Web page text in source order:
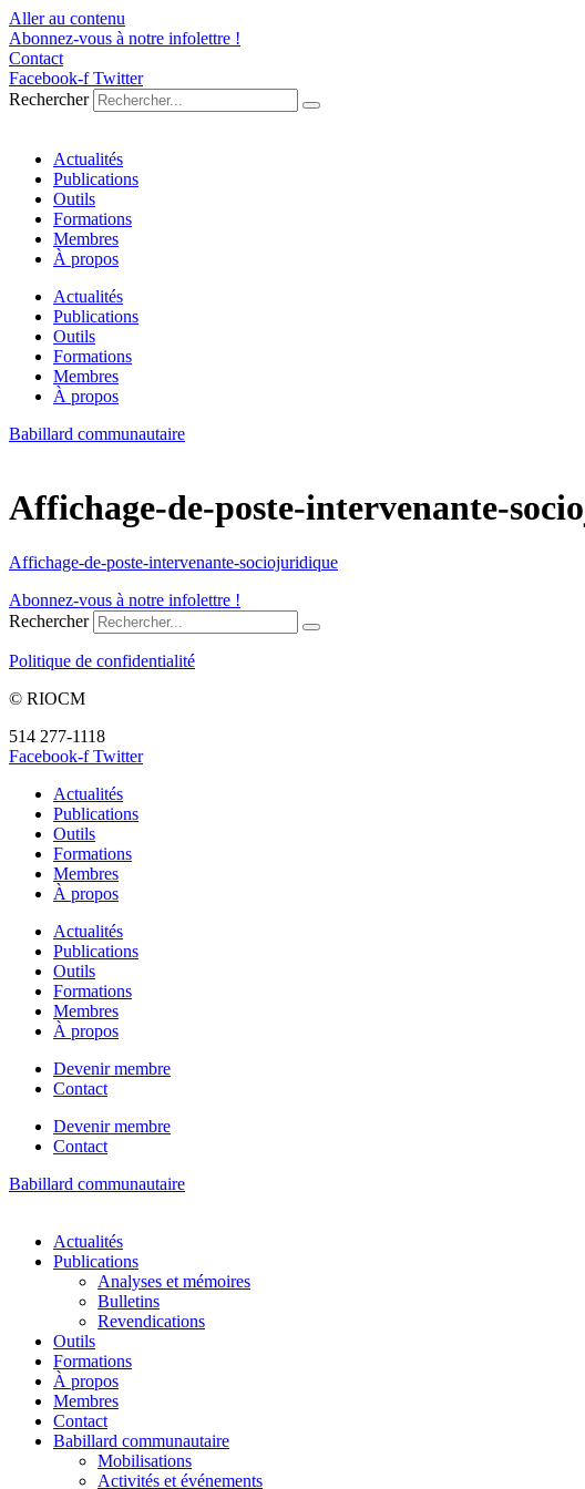
Aller au contenu
Abonnez-vous à notre infolettre !
Contact
Facebook-f Twitter
Rechercher
Actualités
Publications
Outils
Formations
Membres
À propos
Actualités
Publications
Outils
Formations
Membres
À propos
Babillard communautaire
Affichage-de-poste-intervenante-
Affichage-de-poste-intervenante-sociojuridique
Abonnez-vous à notre infolettre !
Rechercher
Politique de confidentialité
© RIOCM
514 277-1118
Facebook-f Twitter
Actualités
Publications
Outils
Formations
Membres
À propos
Actualités
Publications
Outils
Formations
Membres
À propos
Devenir membre
Contact
Devenir membre
Contact
Babillard communautaire
Actualités
Publications
Analyses et mémoires
Bulletins
Revendications
Outils
Formations
À propos
Membres
Contact
Babillard communautaire
Mobilisations
Activités et événements